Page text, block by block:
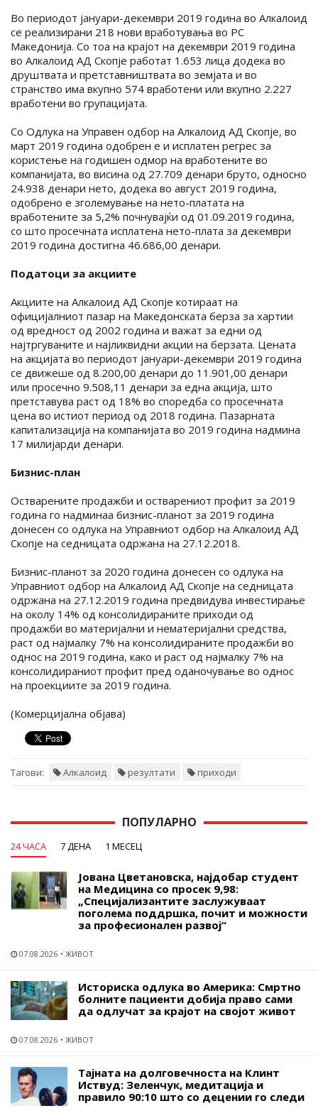
Во периодот јануари-декември 2019 година во Алкалоид
се реализирани 218 нови вработувања во РС
Македонија. Со тоа на крајот на декември 2019 година
во Алкалоид АД Скопје работат 1.653 лица додека во
друштвата и претставништвата во земјата и во
странство има вкупно 574 вработени или вкупно 2.227
вработени во групацијата.
Со Одлука на Управен одбор на Алкалоид АД Скопје, во
март 2019 година одобрен е и исплатен регрес за
користење на годишен одмор на вработените во
компанијата, во висина од 27.709 денари бруто, односно
24.938 денари нето, додека во август 2019 година,
одобрено е зголемување на нето-платата на
вработените за 5,2% почнувајќи од 01.09.2019 година,
со што просечната исплатена нето-плата за декември
2019 година достигна 46.686,00 денари.
Податоци за акциите
Акциите на Алкалоид АД Скопје котираат на
официјалниот пазар на Македонската берза за хартии
од вредност од 2002 година и важат за едни од
најтргуваните и најликвидни акции на берзата. Цената
на акцијата во периодот јануари-декември 2019 година
се движеше од 8.200,00 денари до 11.901,00 денари
или просечно 9.508,11 денари за една акција, што
претставува раст од 18% во споредба со просечната
цена во истиот период од 2018 година. Пазарната
капитализација на компанијата во 2019 година надмина
17 милијарди денари.
Бизнис-план
Остварените продажби и остварениот профит за 2019
година го надминаа бизнис-планот за 2019 година
донесен со одлука на Управниот одбор на Алкалоид АД
Скопје на седницата одржана на 27.12.2018.
Бизнис-планот за 2020 година донесен со одлука на
Управниот одбор на Алкалоид АД Скопје на седницата
одржана на 27.12.2019 година предвидува инвестирање
на околу 14% од консолидираните приходи од
продажби во материјални и нематеријални средства,
раст од најмалку 7% на консолидираните продажби во
однос на 2019 година, како и раст од најмалку 7% на
консолидираниот профит пред оданочување во однос
на проекциите за 2019 година.
(Комерцијална објава)
Тагови: Алкалоид резултати приходи
ПОПУЛАРНО
24 ЧАСА 7 ДЕНА 1 МЕСЕЦ
Јована Цветановска, најдобар студент
на Медицина со просек 9,98:
„Специјализантите заслужуваат
поголема поддршка, почит и можности
за професионален развој“
07.08.2026 ЖИВОТ
Историска одлука во Америка: Смртно
болните пациенти добија право сами
да одлучат за крајот на својот живот
07.08.2026 ЖИВОТ
Тајната на долговечноста на Клинт
Иствуд: Зеленчук, медитација и
правило 90:10 што со децении го следи